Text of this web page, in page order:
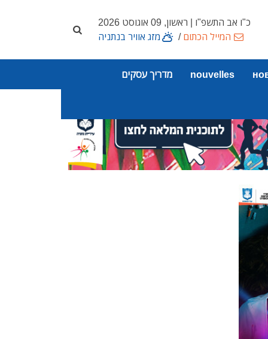
כ"ו אב התשפ"ו | ראשון, 09 אוגוסט 2026
המייל הכתום/ מזג אוויר בנתניה
nouvelles מדריך עסקים